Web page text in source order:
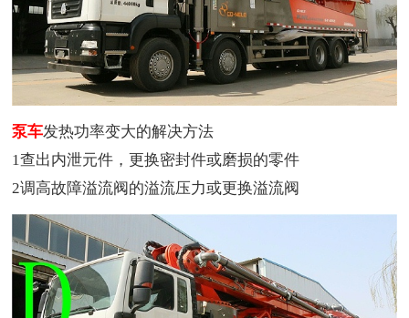
泵车发热功率变大的解决方法
1查出内泄元件，更换密封件或磨损的零件
2调高故障溢流阀的溢流压力或更换溢流阀